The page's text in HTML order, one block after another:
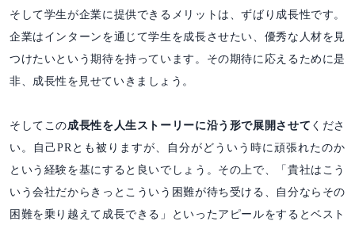
そして学生が企業に提供できるメリットは、ずばり成長性です。
企業はインターンを通じて学生を成長させたい、優秀な人材を見
つけたいという期待を持っています。その期待に応えるために是
非、成長性を見せていきましょう。
そしてこの成長性を人生ストーリーに沿う形で展開させて くださ
い。自己PRとも被りますが、自分がどういう時に頑張れたのか
という経験を基にすると良いでしょう。その上で、「貴社はこう
いう会社だからきっとこういう困難が待ち受ける、自分ならその
困難を乗り越えて成長できる」といったアピールをするとベスト